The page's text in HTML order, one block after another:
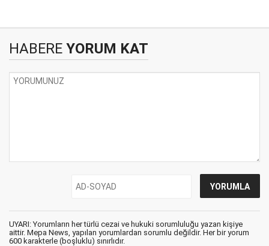
HABERE YORUM KAT
UYARI: Yorumların her türlü cezai ve hukuki sorumluluğu yazan kişiye
aittir. Mepa News, yapılan yorumlardan sorumlu değildir. Her bir yorum
600 karakterle (boşluklu) sınırlıdır.